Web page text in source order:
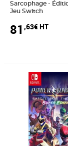
Sarcophage -
Jeu Switch
81 ,63€ HT
Prix 52,02€ HT